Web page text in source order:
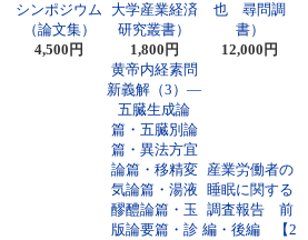
シンポジウム
（論文集）
4,500円
大学産業経済
研究叢書）
1,800円
也 尋問調
書）
12,000円
黄帝内経素問
新義解（3）―
五臓生成論
篇・五臓別論
篇・異法方宜
論篇・移精変
気論篇・湯液
醪醴論篇・玉
版論要篇・診
産業労働者の
睡眠に関する
調査報告 前
編・後編 【2